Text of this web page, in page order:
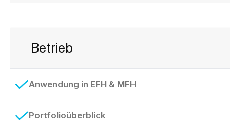
Betrieb
Anwendung in EFH & MFH
Portfolioüberblick